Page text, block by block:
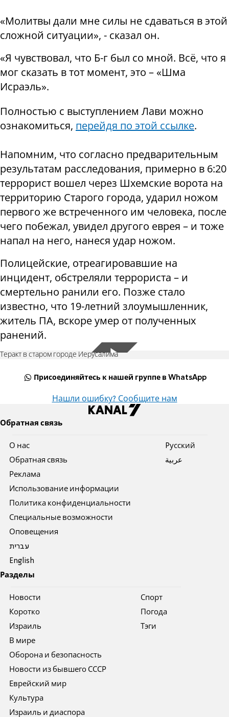
«Молитвы дали мне силы не сдаваться в этой
сложной ситуации», - сказал он.
«Я чувствовал, что Б-г был со мной. Всё, что я
мог сказать в тот момент, это – «Шма
Исраэль».
Полностью с выступлением Лави можно
ознакомиться, перейдя по этой ссылке.
Напомним, что согласно предварительным
результатам расследования, примерно в 6:20
террорист вошел через Шхемские ворота на
территорию Старого города, ударил ножом
первого же встреченного им человека, после
чего побежал, увидел другого еврея – и тоже
напал на него, нанеся удар ножом.
Полицейские, отреагировавшие на
инцидент, обстреляли террориста – и
смертельно ранили его. Позже стало
известно, что 19-летний злоумышленник,
житель ПА, вскоре умер от полученных
ранений.
Теракт в старом городе Иерусалима
Присоединяйтесь к нашей группе в WhatsApp
Нашли ошибку? Сообщите нам
Обратная связь
О нас
Обратная связь
Реклама
Использование информации
Политика конфиденциальности
Специальные возможности
Оповещения
עברית
English
Pусский
عربية
Разделы
Новости
Коротко
Израиль
В мире
Оборона и безопасность
Новости из бывшего СССР
Еврейский мир
Культура
Израиль и диаспора
Спорт
Погода
Тэги